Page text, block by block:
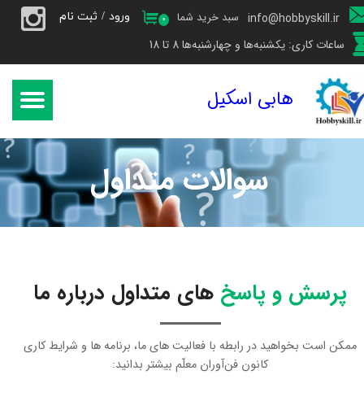
info@hobbyskill.ir
ساعات کاری: یکشنبه‌ها و چهارشنبه‌ها 8 تا 18
۰ سبد خرید شما ورود / ثبت نام
حساب کاربری من
سفارشات
خروج از حساب کاربری
هابی اسکیل
سوالات متداول
پرسش و پاسخ های متداول درباره ما
ممکن است بخواهید در رابطه با فعالیت های ما، برنامه ها و شرایط کاری
کانون فن‌آوران معلّم بیشتر بدانید: